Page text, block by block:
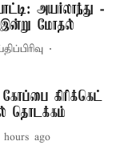
அயர்லாந்து -
மோதல்
கிரிக்கெட்
தொடக்கம்
hours ago